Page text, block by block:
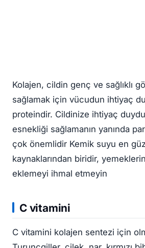
Kolajen, cildin genç ve sağlıklı
sağlamak için vücudun ihtiyaç
proteindir. Cildinize ihtiyaç
esnekliği sağlamanın yanında
çok önemlidir Kemik suyu en
kaynaklarından biridir,
eklemeyi ihmal etmeyin
C vitamini
C vitamini kolajen sentezi için